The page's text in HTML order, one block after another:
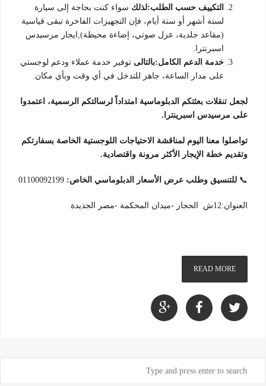
التكييف حسب الطلب:لذلك سواء كنت بحاجة إلى سيارة
لستة أشهر أو ستة أيام، فإن التجهيزات الفاخرة تبقى قياسية
(مقاعد جلدية، عزل صوتي، إضاءة محيطة),ايجار مرسيدس
اسبرنترا.
خدمة الدعم الكامل:بالتالى توفير خدمة عملاء ودعم لوجستي
على مدار الساعة، جاهز للتدخل في أي وقت وبأي مكان.
لجعل تنقلات بعثتكم الدبلوماسية امتداداً لرسالتكم الرسمية، اعتمدوا
على مرسيدس اسبرينترا.
تواصلوا معنا اليوم لمناقشة الاحتياجات اللوجستية الخاصة بسفارتكم
وتقديم خطة الإيجار الأكثر مرونة واقتصادية.
📞 للتنسيق وطلب عرض الأسعار الدبلوماسي الخاص:
العنوان:12ش الحجاز -ميدان المحكمة -مصر الجديدة
READ MORE